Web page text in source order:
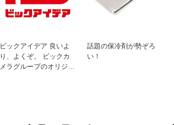
ビックアイデア 良いよ
り、よくぞ。 ビックカ
メラグループのオリジナ
話題の保冷剤が勢ぞろ
い！